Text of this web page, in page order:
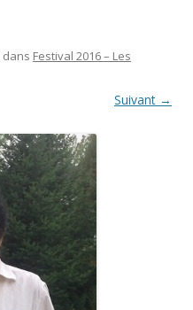
dans Festival 2016 – Les
Suivant →